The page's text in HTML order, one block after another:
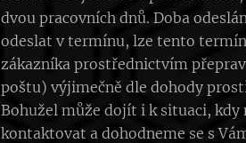
dvou pracovních dnů. Doba
odeslat v termínu, lze tento termín
zákazníka prostřednictvím
poštu) výjimečně dle dohody
Bohužel může dojít i k situaci, kdy
kontaktovat a dohodneme se s